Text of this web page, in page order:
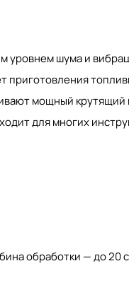
уровнем шума и
приготовления
мощный
для многих
обработки — до 20